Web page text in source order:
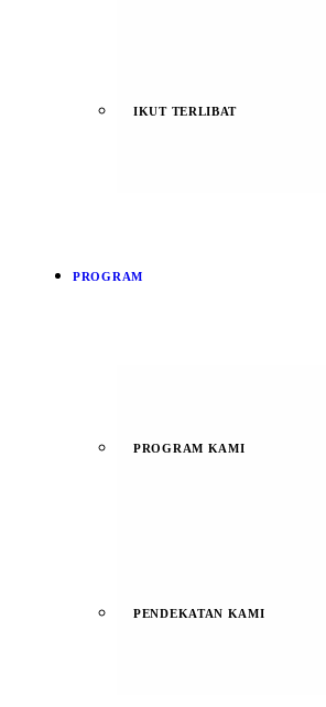
IKUT TERLIBAT
PROGRAM
PROGRAM KAMI
PENDEKATAN KAMI